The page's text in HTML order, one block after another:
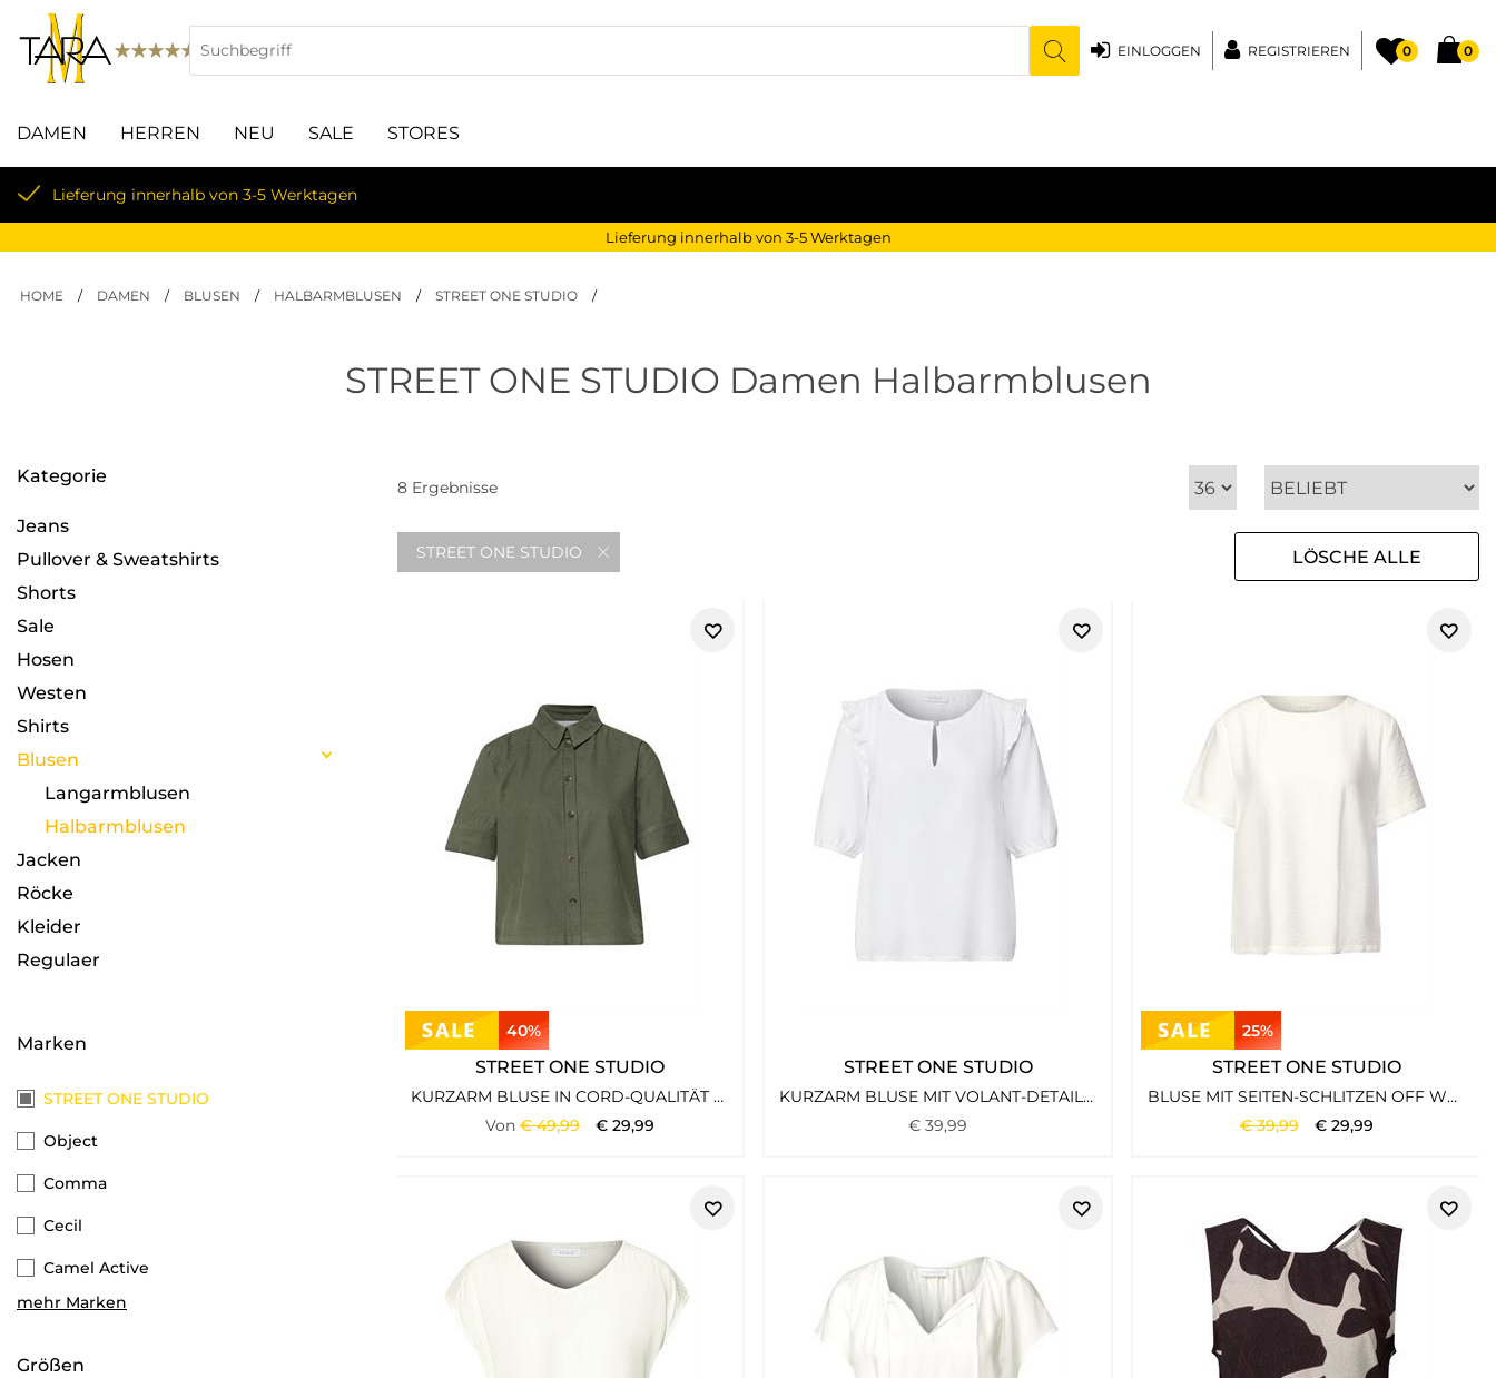
0 0
REGISTRIEREN
EINLOGGEN
DAMEN HERREN NEU SALE STORES
Lieferung innerhalb von 3-5 Werktagen
Lieferung innerhalb von 3-5 Werktagen
HOME / DAMEN / BLUSEN / HALBARMBLUSEN / STREET ONE STUDIO /
STREET ONE STUDIO Damen Halbarmblusen
Kategorie
Jeans
Pullover & Sweatshirts
Shorts
Sale
Hosen
Westen
Shirts
Blusen
Langarmblusen
Halbarmblusen
Jacken
Röcke
Kleider
Regulaer
Marken
STREET ONE STUDIO
Object
Comma
Cecil
Camel Active
Esprit
mehr Marken
Größen
8Ergebnisse
STREET ONE STUDIO LÖSCHE ALLE
40%
STREET ONE STUDIO
KURZARM BLUSE IN CORD-QUALITÄT LICHEN GREEN
Von €49,99 € 29,99
STREET ONE STUDIO
KURZARM BLUSE MIT VOLANT-DETAILS WHITE
€39,99
25%
STREET ONE STUDIO
BLUSE MIT SEITEN-SCHLITZEN OFF WHITE
€39,99 € 29,99